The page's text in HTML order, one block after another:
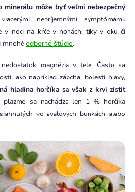
minerálu môže byť veľmi nebezpečný
nepríjemnými symptómami.
v noci na kŕče v nohách, tiky v oku či
mnohé odborné štúdie.
magnézia v tele. Často sa
ako napríklad zápcha, bolesti hlavy,
hladina horčíka sa však z krvi zistiť
sa nachádza len 1 % horčíka
vo svalových bunkách alebo